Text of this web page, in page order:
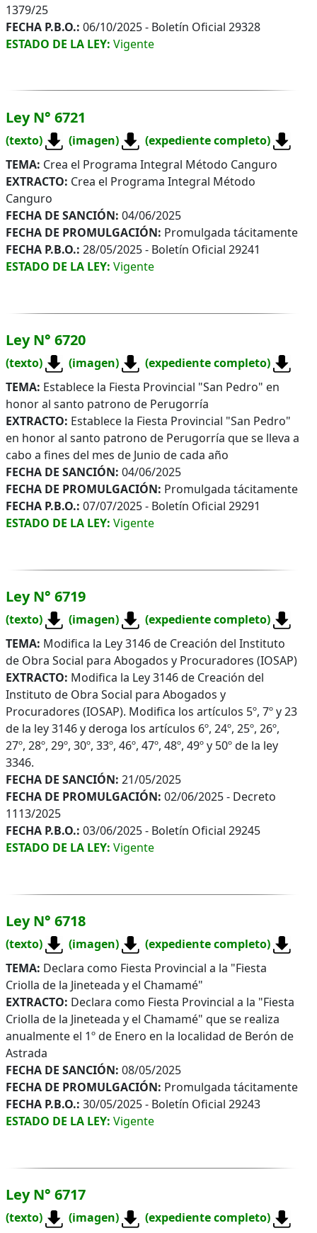
1379/25
FECHA P.B.O.: 06/10/2025 - Boletín Oficial 29328
ESTADO DE LA LEY: Vigente
Ley N° 6721
(texto) (imagen)
(expediente completo)
TEMA: Crea el Programa Integral Método Canguro
EXTRACTO: Crea el Programa Integral Método
Canguro
FECHA DE SANCIÓN: 04/06/2025
FECHA DE PROMULGACIÓN: Promulgada tácitamente
FECHA P.B.O.: 28/05/2025 - Boletín Oficial 29241
ESTADO DE LA LEY: Vigente
Ley N° 6720
(texto) (imagen)
(expediente completo)
TEMA: Establece la Fiesta Provincial "San Pedro" en
honor al santo patrono de Perugorría
EXTRACTO: Establece la Fiesta Provincial "San Pedro"
en honor al santo patrono de Perugorría que se lleva a
cabo a fines del mes de Junio de cada año
FECHA DE SANCIÓN: 04/06/2025
FECHA DE PROMULGACIÓN: Promulgada tácitamente
FECHA P.B.O.: 07/07/2025 - Boletín Oficial 29291
ESTADO DE LA LEY: Vigente
Ley N° 6719
(texto) (imagen)
(expediente completo)
TEMA: Modifica la Ley 3146 de Creación del Instituto
de Obra Social para Abogados y Procuradores (IOSAP)
EXTRACTO: Modifica la Ley 3146 de Creación del
Instituto de Obra Social para Abogados y
Procuradores (IOSAP). Modifica los artículos 5º, 7º y 23
de la ley 3146 y deroga los artículos 6º, 24º, 25º, 26º,
27º, 28º, 29º, 30º, 33º, 46º, 47º, 48º, 49º y 50º de la ley
3346.
FECHA DE SANCIÓN: 21/05/2025
FECHA DE PROMULGACIÓN: 02/06/2025 - Decreto
1113/2025
FECHA P.B.O.: 03/06/2025 - Boletín Oficial 29245
ESTADO DE LA LEY: Vigente
Ley N° 6718
(texto) (imagen)
(expediente completo)
TEMA: Declara como Fiesta Provincial a la "Fiesta
Criolla de la Jineteada y el Chamamé"
EXTRACTO: Declara como Fiesta Provincial a la "Fiesta
Criolla de la Jineteada y el Chamamé" que se realiza
anualmente el 1º de Enero en la localidad de Berón de
Astrada
FECHA DE SANCIÓN: 08/05/2025
FECHA DE PROMULGACIÓN: Promulgada tácitamente
FECHA P.B.O.: 30/05/2025 - Boletín Oficial 29243
ESTADO DE LA LEY: Vigente
Ley N° 6717
(texto) (imagen)
(expediente completo)